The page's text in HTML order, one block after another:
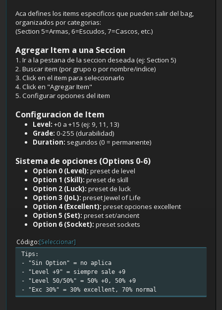
Aca defines los items especificos que pueden salir del bag,
organizados por categorias:
(Section 5=Armas, 6=Escudos, 7=Cascos, etc.)
Agregar Item a una Seccion
1. Ir a la pestana de la seccion deseada (ej: Section 5)
2. Buscar item (por grupo o por nombre/indice)
3. Click en el item para seleccionarlo
4. Click en "Agregar Item"
5. Configurar opciones del item
Configuracion de Item
Level: +0 a +15 (ej: 9, 11, 13)
Grade: 0-255 (durabilidad)
Duration: segundos (0 = permanente)
Sistema de opciones (Options 0-6)
Option 0 (Level): preset de level
Option 1 (Skill): preset de skill
Option 2 (Luck): preset de luck
Option 3 (JoL): preset Jewel of Life
Option 4 (Excellent): preset opciones excellent
Option 5 (Set): preset set/ancient
Option 6 (Socket): preset sockets
Código [Seleccionar]
Tips:
- "Sin Option" = no aplica
- "Level +9" = siempre sale +9
- "Level 50/50%" = 50% +0, 50% +9
- "Exc 30%" = 30% excellent, 70% normal